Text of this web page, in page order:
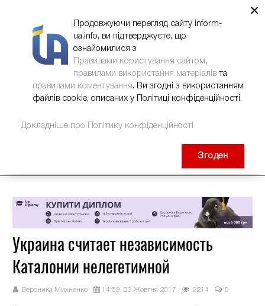
Украина считает независимость
Каталонии нелегетимной
Вероника Михненко 14:59, 03 Жовтня 2017 2214 0
×
Продовжуючи перегляд сайту inform-
ua.info, ви підтверджуєте, що
ознайомилися з
Правилами користування сайтом,
правилами використання матеріалів та
правилами коментування. Ви згодні з використанням
файлів cookie, описаних у Політиці конфіденційності.
Докладніше про Політику конфіденційності
Згоден